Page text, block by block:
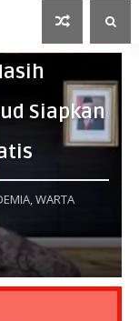
Siapkan
WARTA